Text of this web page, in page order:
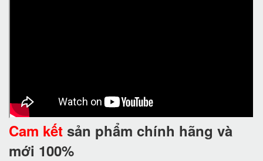
Cam kết sản phẩm chính hãng và
mới 100%